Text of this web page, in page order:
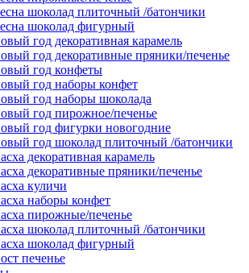
шоколад плиточный /батончики
шоколад фигурный
год декоративная карамель
год декоративные пряники/печенье
год конфеты
год наборы конфет
год наборы шоколада
год пирожное/печенье
год фигурки новогодние
год шоколад плиточный /батончики
декоративная карамель
декоративные пряники/печенье
куличи
наборы конфет
пирожные/печенье
шоколад плиточный /батончики
шоколад фигурный
печенье